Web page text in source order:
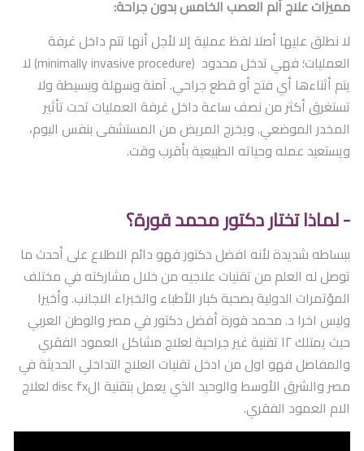
مميزات علاج ألم العصب الخامس بدون جراحة:
لا نطلق عليها أصلا لفظ عملية إلا لأجل أنها تتم داخل غرفة
العمليات؛ فهي تدخل محدود (minimally invasive procedure) لا
يتم أثناءها أي فتح أو قطع جراحي. آمنة وسهلة وبسيطة ولا
تستغرق أكثر من نصف ساعة داخل غرفة العمليات تحت تأثير
المخدر الموضعي. ويخرج المريض من المستشفى بنفس اليوم،
ويستعيد عمله وحياته الطبيعية بأقرب وقت.
- لماذا تختار دكتور محمد قورة؟
ببساطه شديدة لأنه افضل دكتور فهو دائم الاطلاع على أحدث ما
توصل له العلم من تقنيات علاجيه من خلال مشاركته في مختلف
المؤتمرات الدولية بصحبة كبار الأطباء والخبراء الاجانب. وأخيرا
وليس اخرا د. محمد قورة أفضل دكتور في مصر والوطن العربي
حيث يمتلك ١٢ تقنية غير جراحية لعلاج مشاكل العمود الفقري
والمفاصل فهو اول من ادخل تقنيات العلاج التداخلي الحديثة في
مصر والشرق الأوسط والوحيد الذي يعمل بتقنية الdisc fx لعلاج
الام العمود الفقري.